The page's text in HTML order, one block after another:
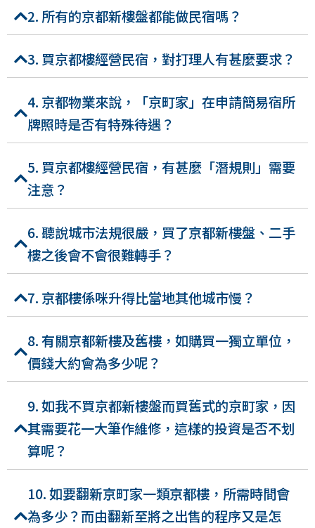
2. 所有的京都新樓盤都能做民宿嗎？
3. 買京都樓經營民宿，對打理人有甚麼要求？
4. 京都物業來說，「京町家」在申請簡易宿所
牌照時是否有特殊待遇？
5. 買京都樓經營民宿，有甚麼「潛規則」需要
注意？
6. 聽說城市法規很嚴，買了京都新樓盤、二手
樓之後會不會很難轉手？
7. 京都樓係咪升得比當地其他城市慢？
8. 有關京都新樓及舊樓，如購買一獨立單位，
價錢大約會為多少呢？
9. 如我不買京都新樓盤而買舊式的京町家，因
其需要花一大筆作維修，這樣的投資是否不划
算呢？
10. 如要翻新京町家一類京都樓，所需時間會
為多少？而由翻新至將之出售的程序又是怎